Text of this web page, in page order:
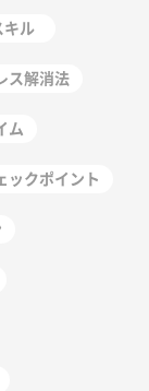
キル
ス解消法
ム
ックポイント